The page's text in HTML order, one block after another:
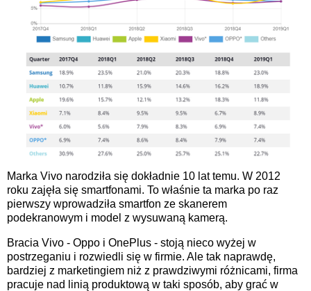
Marka Vivo narodziła się dokładnie 10 lat temu. W 2012
roku zajęła się smartfonami. To właśnie ta marka po raz
pierwszy wprowadziła smartfon ze skanerem
podekranowym i model z wysuwaną kamerą.
Bracia Vivo - Oppo i OnePlus - stoją nieco wyżej w
postrzeganiu i rozwiedli się w firmie. Ale tak naprawdę,
bardziej z marketingiem niż z prawdziwymi różnicami, firma
pracuje nad linią produktową w taki sposób, aby grać w